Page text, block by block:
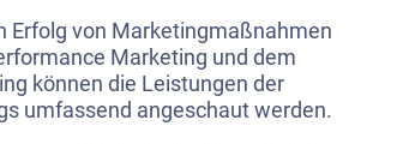
Erfolg von Marketingmaßnahmen
Marketing und dem
können die Leistungen der
umfassend angeschaut werden.